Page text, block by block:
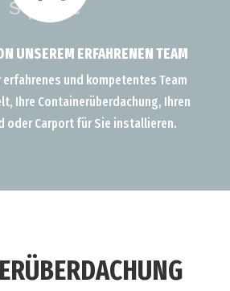
UNSEREM ERFAHRENEN TEAM
erfahrenes und kompetentes Team
Ihre Containerüberdachung, Ihren
oder Carport für Sie installieren.